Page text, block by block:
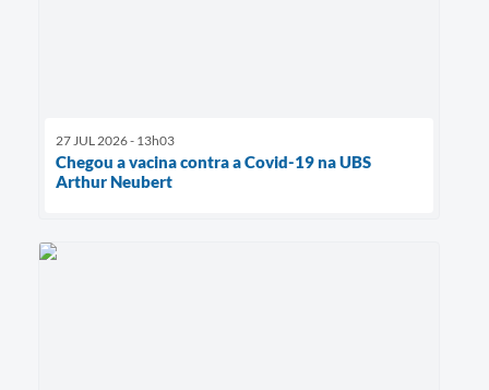
27 JUL 2026 - 13h03
Chegou a vacina contra a Covid-19 na UBS
Arthur Neubert